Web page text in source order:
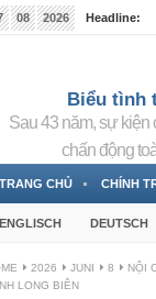
08 2026
Headline:
Biểu tình
Sau 43 năm, sự kiện
chấn động
TRANG CHỦ CHÍNH
ENGLISCH DEUTSCH
2026 JUNI 8 NỘI
LONG BIÊN